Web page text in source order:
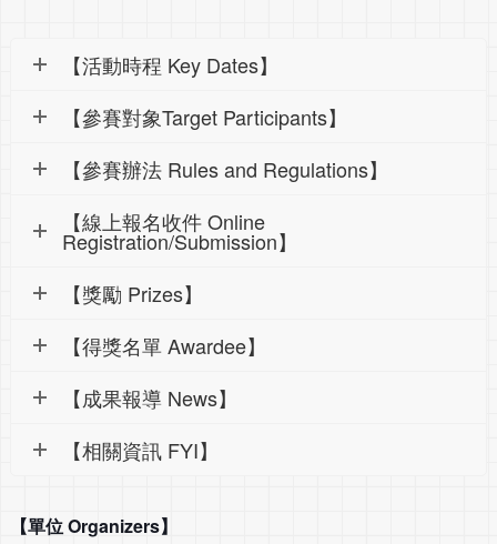
【活動時程 Key Dates】
【參賽對象Target Participants】
【參賽辦法 Rules and Regulations】
【線上報名收件 Online
Registration/Submission】
【獎勵 Prizes】
【得獎名單 Awardee】
【成果報導 News】
【相關資訊 FYI】
【單位 Organizers】